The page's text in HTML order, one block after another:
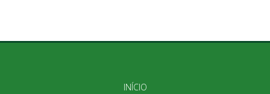
INÍCIO